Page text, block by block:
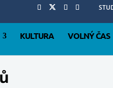
KULTURA VOLNÝ ČAS